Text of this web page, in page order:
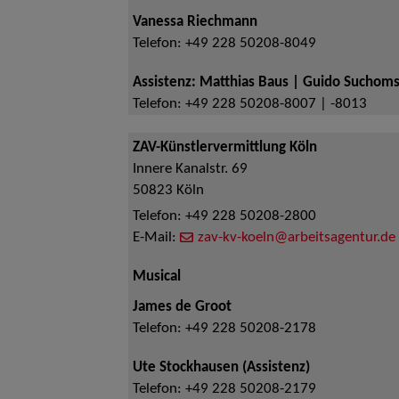
Vanessa Riechmann
Telefon: +49 228 50208-8049
Assistenz: Matthias Baus | Guido
Telefon: +49 228 50208-8007 | -8013
ZAV-Künstlervermittlung Köln
Innere Kanalstr. 69
50823 Köln
Telefon: +49 228 50208-2800
E-Mail:
zav-kv-koeln@arbeitsagentur.de
Musical
James de Groot
Telefon: +49 228 50208-2178
Ute Stockhausen (Assistenz)
Telefon: +49 228 50208-2179